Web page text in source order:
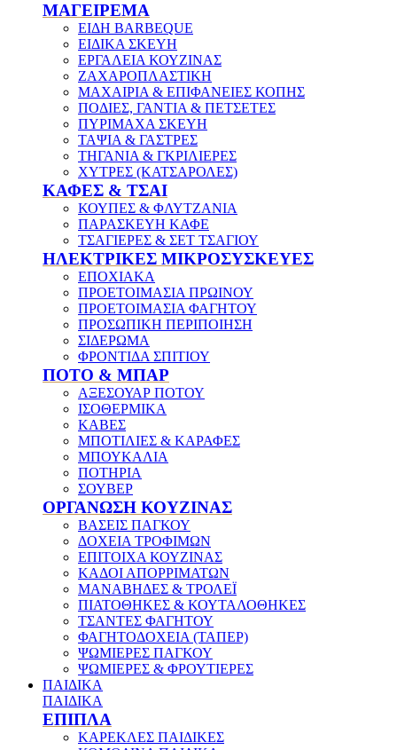
ΜΑΓΕΙΡΕΜΑ
ΕΙΔΗ BARBEQUE
ΕΙΔΙΚΑ ΣΚΕΥΗ
ΕΡΓΑΛΕΙΑ ΚΟΥΖΙΝΑΣ
ΖΑΧΑΡΟΠΛΑΣΤΙΚΗ
ΜΑΧΑΙΡΙΑ & ΕΠΙΦΑΝΕΙΕΣ ΚΟΠΗΣ
ΠΟΔΙΕΣ, ΓΑΝΤΙΑ & ΠΕΤΣΕΤΕΣ
ΠΥΡΙΜΑΧΑ ΣΚΕΥΗ
ΤΑΨΙΑ & ΓΑΣΤΡΕΣ
ΤΗΓΑΝΙΑ & ΓΚΡΙΛΙΕΡΕΣ
ΧΥΤΡΕΣ (ΚΑΤΣΑΡΟΛΕΣ)
ΚΑΦΕΣ & ΤΣΑΙ
ΚΟΥΠΕΣ & ΦΛΥΤΖΑΝΙΑ
ΠΑΡΑΣΚΕΥΗ ΚΑΦΕ
ΤΣΑΓΙΕΡΕΣ & ΣΕΤ ΤΣΑΓΙΟΥ
ΗΛΕΚΤΡΙΚΕΣ ΜΙΚΡΟΣΥΣΚΕΥΕΣ
ΕΠΟΧΙΑΚΑ
ΠΡΟΕΤΟΙΜΑΣΙΑ ΠΡΩΙΝΟΥ
ΠΡΟΕΤΟΙΜΑΣΙΑ ΦΑΓΗΤΟΥ
ΠΡΟΣΩΠΙΚΗ ΠΕΡΙΠΟΙΗΣΗ
ΣΙΔΕΡΩΜΑ
ΦΡΟΝΤΙΔΑ ΣΠΙΤΙΟΥ
ΠΟΤΟ & ΜΠΑΡ
ΑΞΕΣΟΥΑΡ ΠΟΤΟΥ
ΙΣΟΘΕΡΜΙΚΑ
ΚΑΒΕΣ
ΜΠΟΤΙΛΙΕΣ & ΚΑΡΑΦΕΣ
ΜΠΟΥΚΑΛΙΑ
ΠΟΤΗΡΙΑ
ΣΟΥΒΕΡ
ΟΡΓΑΝΩΣΗ ΚΟΥΖΙΝΑΣ
ΒΑΣΕΙΣ ΠΑΓΚΟΥ
ΔΟΧΕΙΑ ΤΡΟΦΙΜΩΝ
ΕΠΙΤΟΙΧΑ ΚΟΥΖΙΝΑΣ
ΚΑΔΟΙ ΑΠΟΡΡΙΜΑΤΩΝ
ΜΑΝΑΒΗΔΕΣ & ΤΡΟΛΕΪ
ΠΙΑΤΟΘΗΚΕΣ & ΚΟΥΤΑΛΟΘΗΚΕΣ
ΤΣΑΝΤΕΣ ΦΑΓΗΤΟΥ
ΦΑΓΗΤΟΔΟΧΕΙΑ (ΤΑΠΕΡ)
ΨΩΜΙΕΡΕΣ ΠΑΓΚΟΥ
ΨΩΜΙΕΡΕΣ & ΦΡΟΥΤΙΕΡΕΣ
ΠΑΙΔΙΚΑ
ΠΑΙΔΙΚΑ
ΕΠΙΠΛΑ
ΚΑΡΕΚΛΕΣ ΠΑΙΔΙΚΕΣ